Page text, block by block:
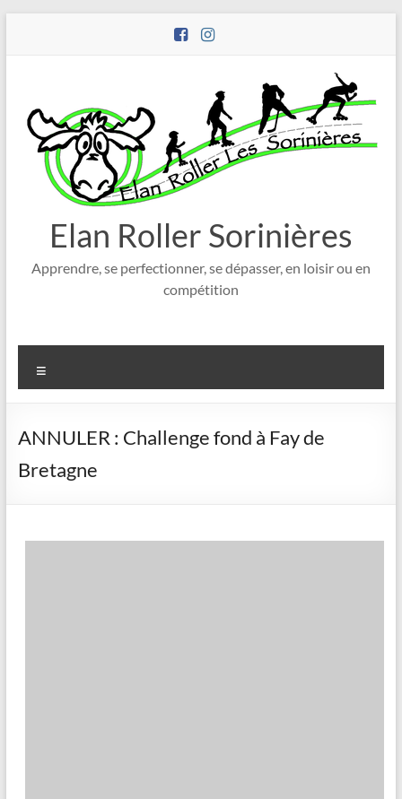
Elan Roller Sorinières
Apprendre, se perfectionner, se dépasser, en loisir ou en
compétition
ANNULER : Challenge fond à Fay de
Bretagne